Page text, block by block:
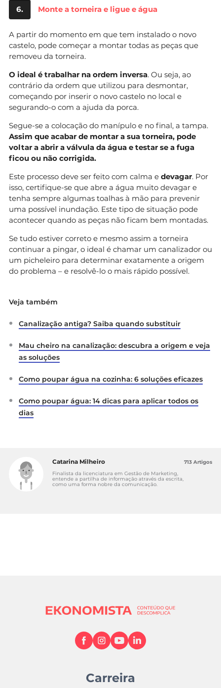
6. Monte a torneira e ligue e água
A partir do momento em que tem instalado o novo
castelo, pode começar a montar todas as peças que
removeu da torneira.
O ideal é trabalhar na ordem inversa. Ou seja, ao
contrário da ordem que utilizou para desmontar,
começando por inserir o novo castelo no local e
segurando-o com a ajuda da porca.
Segue-se a colocação do manípulo e no final, a tampa.
Assim que acabar de montar a sua torneira, pode
voltar a abrir a válvula da água e testar se a fuga
ficou ou não corrigida.
Este processo deve ser feito com calma e devagar. Por
isso, certifique-se que abre a água muito devagar e
tenha sempre algumas toalhas à mão para prevenir
uma possível inundação. Este tipo de situação pode
acontecer quando as peças não ficam bem montadas.
Se tudo estiver correto e mesmo assim a torneira
continuar a pingar, o ideal é chamar um canalizador ou
um picheleiro para determinar exatamente a origem
do problema – e resolvê-lo o mais rápido possível.
Veja também
Canalização antiga? Saiba quando substituir
Mau cheiro na canalização: descubra a origem e veja
as soluções
Como poupar água na cozinha: 6 soluções eficazes
Como poupar água: 14 dicas para aplicar todos os
dias
Catarina Milheiro
Finalista da licenciatura em Gestão de Marketing,
entende a partilha de informação através da escrita,
como uma forma nobre da comunicação.
713 Artigos
Carreira